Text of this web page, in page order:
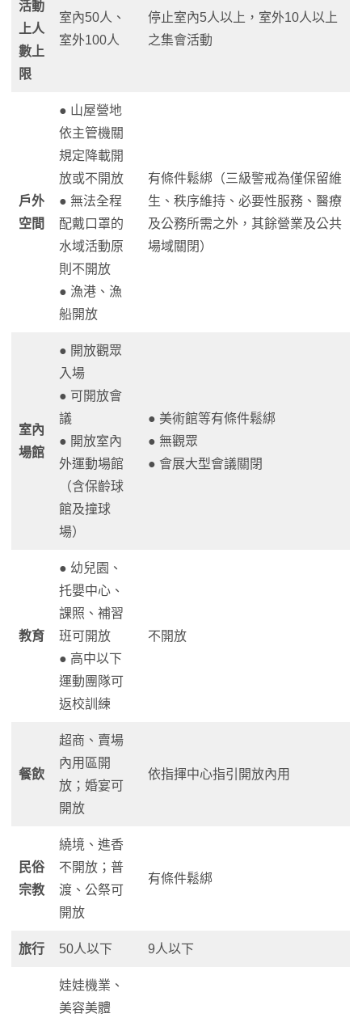
活動
上人
數上
限
室內50人、
室外100人
停止室內5人以上，室外10人以上
之集會活動
戶外
空間
● 山屋營地
依主管機關
規定降載開
放或不開放
● 無法全程
配戴口罩的
水域活動原
則不開放
● 漁港、漁
船開放
有條件鬆綁（三級警戒為僅保留維
生、秩序維持、必要性服務、醫療
及公務所需之外，其餘營業及公共
場域關閉）
室內
場館
● 開放觀眾
入場
● 可開放會
議
● 開放室內
外運動場館
（含保齡球
館及撞球
場）
● 美術館等有條件鬆綁
● 無觀眾
● 會展大型會議關閉
教育
● 幼兒園、
托嬰中心、
課照、補習
班可開放
● 高中以下
運動團隊可
返校訓練
不開放
餐飲
超商、賣場
內用區開
放；婚宴可
開放
依指揮中心指引開放內用
民俗
宗教
繞境、進香
不開放；普
渡、公祭可
開放
有條件鬆綁
旅行 50人以下 9人以下
娃娃機業、
美容美體